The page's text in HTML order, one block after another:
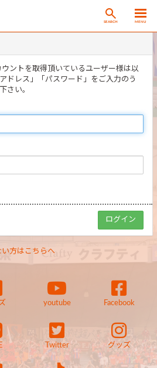
SEARCH MENU
ントを取得頂いているユーザー様は以
ドレス」「パスワード」をご入力のう
さい。
方はこちらへ
youtube Facebook
Twitter グッズ